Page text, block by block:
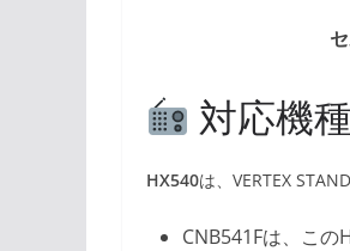
対応機
HX540は、VERTEX
CNB541Fは、こ